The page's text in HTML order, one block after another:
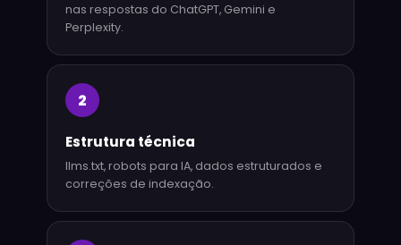
nas respostas do ChatGPT, Gemini e
Perplexity.
2
Estrutura técnica
llms.txt, robots para IA, dados estruturados e
correções de indexação.